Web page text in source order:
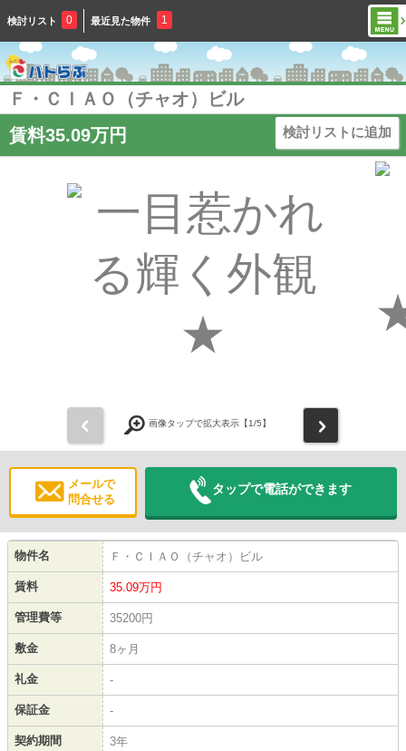
検討リスト 0 最近見た物件 1
Ｆ・ＣＩＡＯ（チャオ）ビル
賃料35.09万円
検討リストに追加
画像タップで拡大表示【1/5】
メールで
問合せる
タップで電話ができます
物件名 Ｆ・ＣＩＡＯ（チャオ）ビル
賃料 35.09万円
管理費等 35200円
敷金 8ヶ月
礼金 -
保証金 -
契約期間 3年